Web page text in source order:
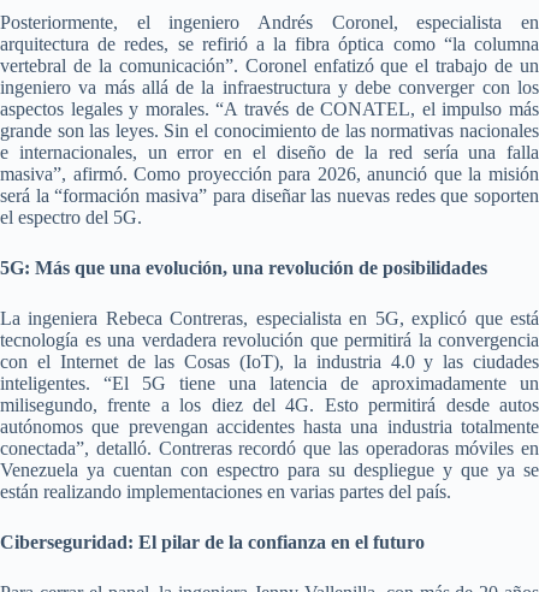
Posteriormente, el ingeniero Andrés Coronel, especialista en
arquitectura de redes, se refirió a la fibra óptica como “la columna
vertebral de la comunicación”. Coronel enfatizó que el trabajo de un
ingeniero va más allá de la infraestructura y debe converger con los
aspectos legales y morales. “A través de CONATEL, el impulso más
grande son las leyes. Sin el conocimiento de las normativas nacionales
e internacionales, un error en el diseño de la red sería una falla
masiva”, afirmó. Como proyección para 2026, anunció que la misión
será la “formación masiva” para diseñar las nuevas redes que soporten
el espectro del 5G.
5G: Más que una evolución, una revolución de posibilidades
La ingeniera Rebeca Contreras, especialista en 5G, explicó que está
tecnología es una verdadera revolución que permitirá la convergencia
con el Internet de las Cosas (IoT), la industria 4.0 y las ciudades
inteligentes. “El 5G tiene una latencia de aproximadamente un
milisegundo, frente a los diez del 4G. Esto permitirá desde autos
autónomos que prevengan accidentes hasta una industria totalmente
conectada”, detalló. Contreras recordó que las operadoras móviles en
Venezuela ya cuentan con espectro para su despliegue y que ya se
están realizando implementaciones en varias partes del país.
Ciberseguridad: El pilar de la confianza en el futuro